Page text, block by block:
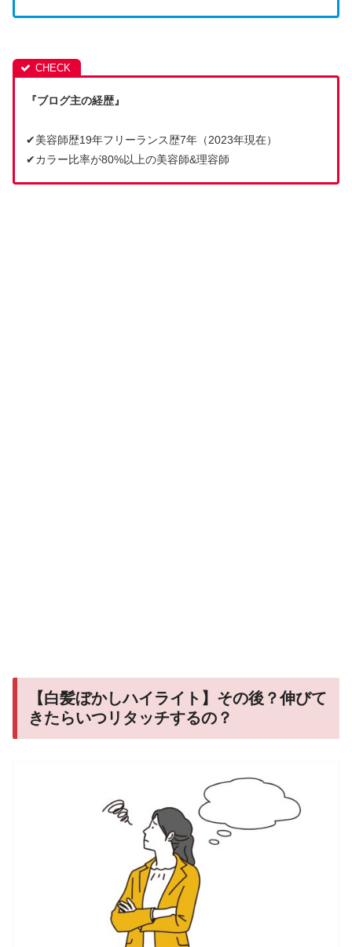
『ブログ主の経歴』
✔︎美容師歴19年フリーランス歴7年（2023年現在）
✔︎カラー比率が80%以上の美容師&理容師
【白髪ぼかしハイライト】その後？伸びて
きたらいつリタッチするの？